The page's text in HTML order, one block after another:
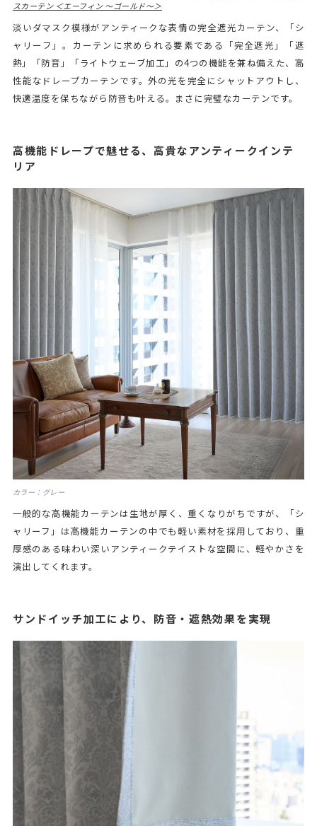
スカーテン ＜エーフィン ～ゴールド～＞
淡いダマスク模様がアンティークな表情の完全遮光カーテン、「シ
ャリーフ」。カーテンに求められる要素である「完全遮光」「遮
熱」「防音」「ライトウェーブ加工」の4つの機能を兼ね備えた、高
性能なドレープカーテンです。外の光を完全にシャットアウトし、
快適温度を保ちながら防音も叶える。まさに完璧なカーテンです。
高機能ドレープで魅せる、高貴なアンティークインテ
リア
カラー：グレー
一般的な高機能カーテンは生地が厚く、重くなりがちですが、「シ
ャリーフ」は高機能カーテンの中でも軽い素材を採用しており、重
厚感のある味わい深いアンティークテイストな空間に、軽やかさを
演出してくれます。
サンドイッチ加工により、防音・遮熱効果を実現